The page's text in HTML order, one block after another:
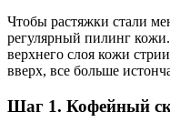
Чтобы растяжки стали
регулярный пилинг кожи.
верхнего слоя кожи
вверх, все больше
Шаг 1. Кофейный